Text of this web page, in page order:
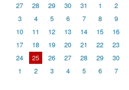
27 28 29 30 31 1
2
3
4 5 6 7 8
9
10
11 12 13 14 15
16
17
18 19 20 21 22
23
24
25 26 27 28 29
30
1
2 3 4 5 6 7